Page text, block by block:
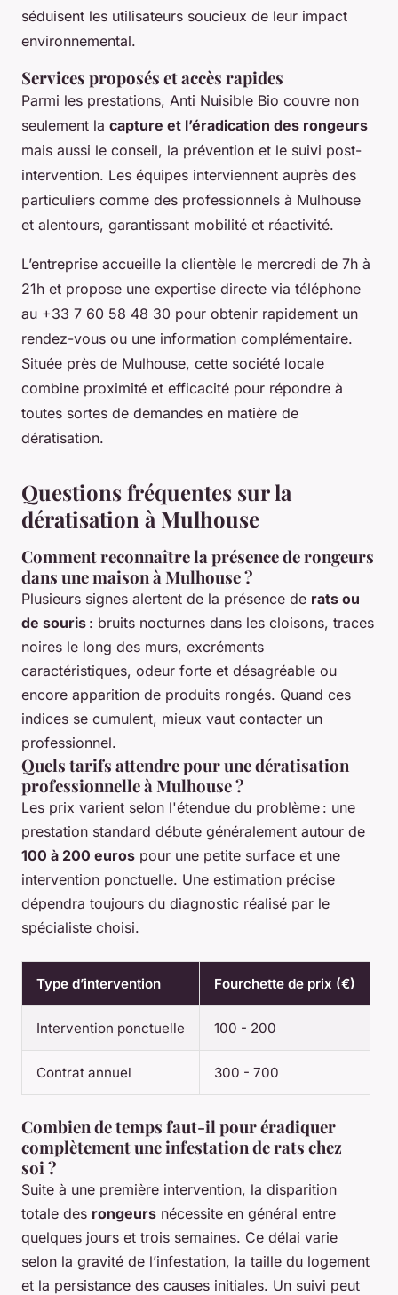
séduisent les utilisateurs soucieux de leur impact
environnemental.
Services proposés et accès rapides
Parmi les prestations, Anti Nuisible Bio couvre non
seulement la capture et l’éradication des rongeurs
mais aussi le conseil, la prévention et le suivi post-
intervention. Les équipes interviennent auprès des
particuliers comme des professionnels à Mulhouse
et alentours, garantissant mobilité et réactivité.
L’entreprise accueille la clientèle le mercredi de 7h à
21h et propose une expertise directe via téléphone
au +33 7 60 58 48 30 pour obtenir rapidement un
rendez-vous ou une information complémentaire.
Située près de Mulhouse, cette société locale
combine proximité et efficacité pour répondre à
toutes sortes de demandes en matière de
dératisation.
Questions fréquentes sur la
dératisation à Mulhouse
Comment reconnaître la présence de rongeurs
dans une maison à Mulhouse ?
Plusieurs signes alertent de la présence de rats ou
de souris : bruits nocturnes dans les cloisons, traces
noires le long des murs, excréments
caractéristiques, odeur forte et désagréable ou
encore apparition de produits rongés. Quand ces
indices se cumulent, mieux vaut contacter un
professionnel.
Quels tarifs attendre pour une dératisation
professionnelle à Mulhouse ?
Les prix varient selon l'étendue du problème : une
prestation standard débute généralement autour de
100 à 200 euros pour une petite surface et une
intervention ponctuelle. Une estimation précise
dépendra toujours du diagnostic réalisé par le
spécialiste choisi.
Type d’intervention Fourchette de prix (€)
Intervention ponctuelle 100 - 200
Contrat annuel 300 - 700
Combien de temps faut-il pour éradiquer
complètement une infestation de rats chez
soi ?
Suite à une première intervention, la disparition
totale des rongeurs nécessite en général entre
quelques jours et trois semaines. Ce délai varie
selon la gravité de l’infestation, la taille du logement
et la persistance des causes initiales. Un suivi peut